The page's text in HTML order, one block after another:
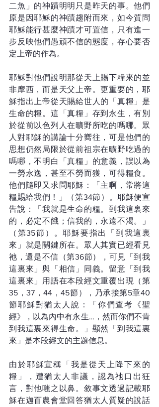
二魚」的神蹟明明只是昨天的事。他們
原是因耶穌的神蹟趨附而來，如今質問
耶穌能行甚麼神蹟才可置信，只有進一
步反映他們愚頑不信的態度，存心要否
定上帝的作為。
耶穌對他們說明那從天上賜下糧來的並
非摩西，而是天父上帝。更重要的，耶
穌指出上帝從天賜給世人的「真糧」是
生命的糧。這「真糧」存到永生，有別
於從前以色列人在曠野所吃的嗎哪。眾
人對耶穌的講論十分嚮往，可是他們的
思想仍然局限於從前祖宗在曠野吃過的
嗎哪，不明白「真糧」的意義，誤以為
一勞永逸，甚至不勞而獲，可得糧食。
他們隨即又求問耶穌：「主啊，常將這
糧賜給我們！」（第34節）。耶穌便宣
告說：「我就是生命的糧。到我這裏來
的，必定不餓；信我的，永遠不渴。」
（第35節）。耶穌要指出「到我這裏
來」就是關鍵所在。眾人其實已經看見
祂，還是不信（第36節），可見「到我
這裏來」與「相信」同義。留意「到我
這裏來」用語在本段經文重覆出現（第
35，37，44，45節），乃承接第5章40
節耶穌對猶太人說：「你們查考《聖
經》，以為內中有永生…，然而你們不肯
到我這裏來得生命。」顯然「到我這裏
來」是本段經文的主題信息。
由於耶穌宣稱「我是從天上降下來的
糧」，遭猶太人非議，認為祂口出狂
言，對他嗤之以鼻。敘事文透過記載耶
穌在迦百農會堂回答猶太人質疑的說話